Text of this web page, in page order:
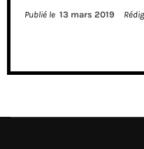
Publié le 13 mars 2019